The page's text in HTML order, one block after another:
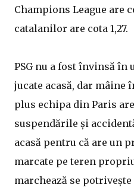
Champions League are
catalanilor are cota 1,27.
PSG nu a fost învinsă în
jucate acasă, dar mâine
plus echipa din Paris
suspendările și
acasă pentru că are un
marcate pe teren
marchează se potrivește